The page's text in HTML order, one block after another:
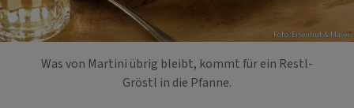
Foto: Eisenhut & Mayer
Was von Martini übrig bleibt, kommt für ein Restl-
Gröstl in die Pfanne.